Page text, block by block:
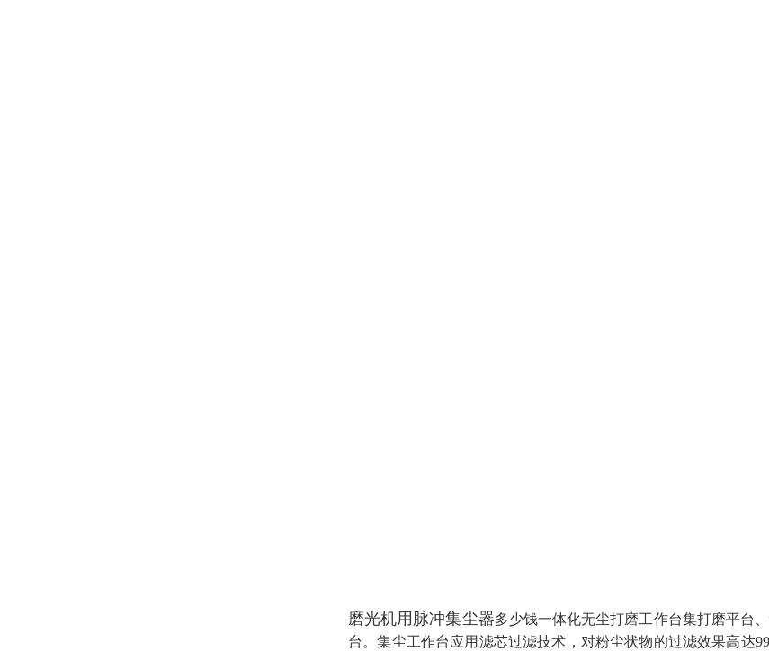
磨光机用脉冲集尘器多少钱一体化无尘打磨工作台集打磨平台
台。集尘工作台应用滤芯过滤技术，对粉尘状物的过滤效果高达